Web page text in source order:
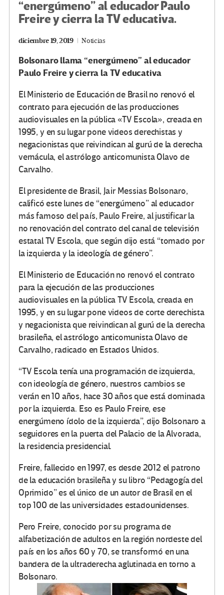
“energúmeno” al educador Paulo
Freire y cierra la TV educativa.
diciembre 19, 2019 Noticias
Bolsonaro llama “energúmeno” al educador
Paulo Freire y cierra la TV educativa
El Ministerio de Educación de Brasil no renovó el
contrato para ejecución de las producciones
audiovisuales en la pública «TV Escola», creada en
1995, y en su lugar pone videos derechistas y
negacionistas que reivindican al gurú de la derecha
vernácula, el astrólogo anticomunista Olavo de
Carvalho.
El presidente de Brasil, Jair Messias Bolsonaro,
calificó este lunes de “energúmeno” al educador
más famoso del país, Paulo Freire, al justificar la
no renovación del contrato del canal de televisión
estatal TV Escola, que según dijo está “tomado por
la izquierda y la ideología de género”.
El Ministerio de Educación no renovó el contrato
para la ejecución de las producciones
audiovisuales en la pública TV Escola, creada en
1995, y en su lugar pone videos de corte derechista
y negacionista que reivindican al gurú de la derecha
brasileña, el astrólogo anticomunista Olavo de
Carvalho, radicado en Estados Unidos.
“TV Escola tenía una programación de izquierda,
con ideología de género, nuestros cambios se
verán en 10 años, hace 30 años que está dominada
por la izquierda. Eso es Paulo Freire, ese
energúmeno ídolo de la izquierda”, dijo Bolsonaro a
seguidores en la puerta del Palacio de la Alvorada,
la residencia presidencial.
Freire, fallecido en 1997, es desde 2012 el patrono
de la educación brasileña y su libro “Pedagogía del
Oprimido” es el único de un autor de Brasil en el
top 100 de las universidades estadounidenses.
Pero Freire, conocido por su programa de
alfabetización de adultos en la región nordeste del
país en los años 60 y 70, se transformó en una
bandera de la ultraderecha aglutinada en torno a
Bolsonaro.